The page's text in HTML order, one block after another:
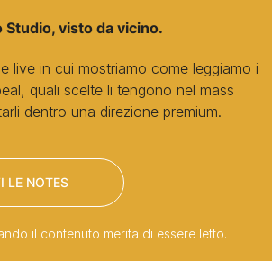
Studio, visto da vicino.
live in cui mostriamo come leggiamo i
quali scelte li tengono nel mass
dentro una direzione premium.
LE NOTES
il contenuto merita di essere letto.